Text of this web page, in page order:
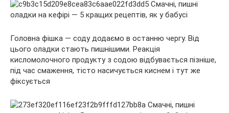
Головна фішка — соду додаємо в останню чергу. Від
цього оладки стають пишнішими. Реакція
кисломолочного продукту з содою відбувається пізніше,
під час смаження, тісто насичується киснем і тут же
фіксується